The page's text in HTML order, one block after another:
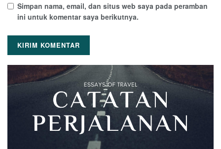
Simpan nama, email, dan situs web saya pada peramban
ini untuk komentar saya berikutnya.